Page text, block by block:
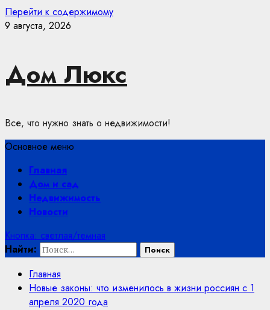
Перейти к содержимому
9 августа, 2026
Дом Люкс
Все, что нужно знать о недвижимости!
Основное меню
Главная
Дом и сад
Недвижимость
Новости
Кнопка: светлая/темная
Найти:
Главная
Новые законы: что изменилось в жизни россиян с 1
апреля 2020 года